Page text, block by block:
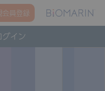
会員登録
イン